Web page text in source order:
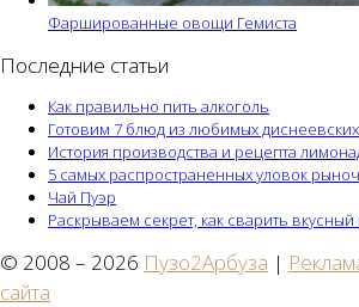
Фаршированные овощи Гемиста
Последние статьи
Как правильно пить алкоголь
Готовим 7 блюд из любимых
История производства и рецепта
5 самых распространенных уловок
Чай Пуэр
Раскрываем секрет, как сварить вкусный
© 2008 – 2026 Пузо2Арбуза |
сайта